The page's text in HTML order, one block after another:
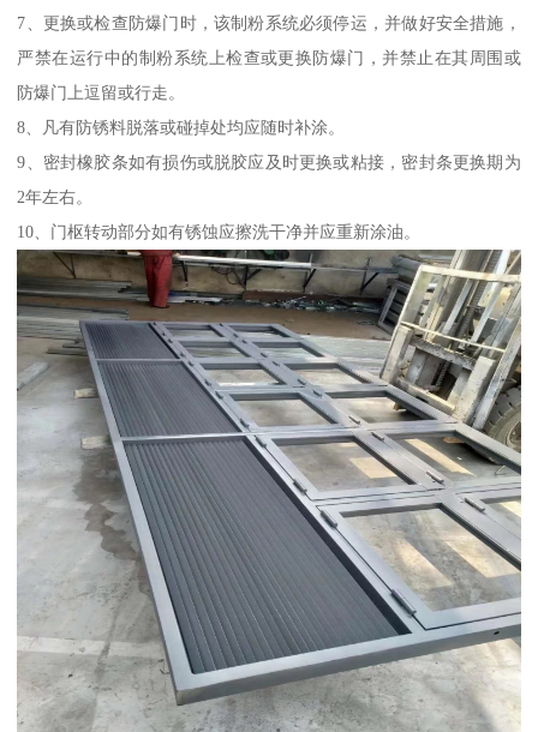
7、更换或检查防爆门时，该制粉系统必须停运，并做好安全措施，
严禁在运行中的制粉系统上检查或更换防爆门，并禁止在其周围或
防爆门上逗留或行走。
8、凡有防锈料脱落或碰掉处均应随时补涂。
9、密封橡胶条如有损伤或脱胶应及时更换或粘接，密封条更换期为
2年左右。
10、门枢转动部分如有锈蚀应擦洗干净并应重新涂油。